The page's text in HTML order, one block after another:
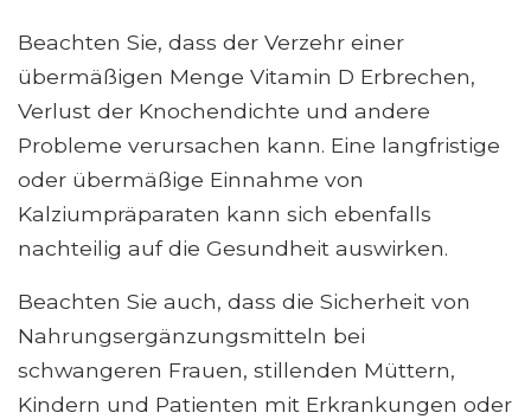
Beachten Sie, dass der Verzehr einer
übermäßigen Menge Vitamin D Erbrechen,
Verlust der Knochendichte und andere
Probleme verursachen kann. Eine langfristige
oder übermäßige Einnahme von
Kalziumpräparaten kann sich ebenfalls
nachteilig auf die Gesundheit auswirken.
Beachten Sie auch, dass die Sicherheit von
Nahrungsergänzungsmitteln bei
schwangeren Frauen, stillenden Müttern,
Kindern und Patienten mit Erkrankungen oder